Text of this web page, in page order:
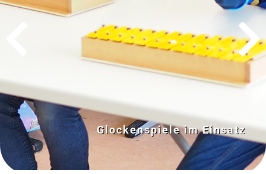
Glockenspiele im Einsatz